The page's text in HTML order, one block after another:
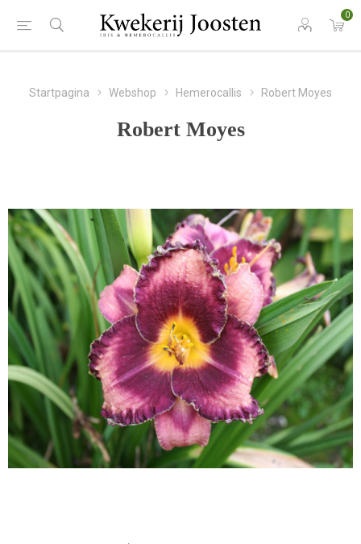
0
Startpagina Webshop Hemerocallis Robert Moyes
Robert Moyes